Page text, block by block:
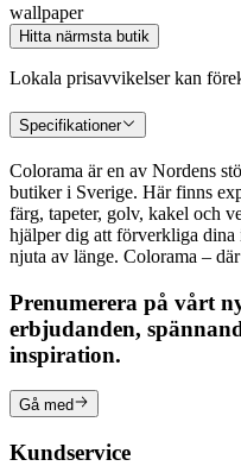
wallpaper
Hitta närmsta butik
Lokala prisavvikelser kan
Specifikationer
Colorama är en av Nordens
butiker i Sverige. Här finns
färg, tapeter, golv, kakel och
hjälper dig att förverkliga dina
njuta av länge. Colorama –
Prenumerera på vårt
erbjudanden,
inspiration.
Gå med
Kundservice